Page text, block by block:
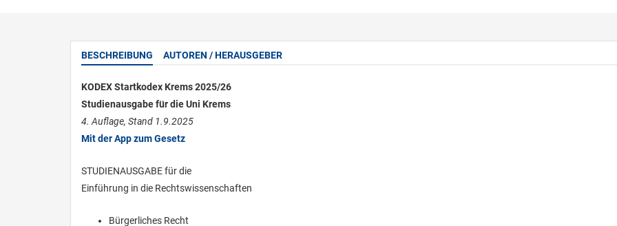
BESCHREIBUNG AUTOREN / HERAUSGEBER
KODEX Startkodex Krems 2025/26
Studienausgabe für die Uni Krems
4. Auflage, Stand 1.9.2025
Mit der App zum Gesetz
STUDIENAUSGABE für die
Einführung in die Rechtswissenschaften
Bürgerliches Recht